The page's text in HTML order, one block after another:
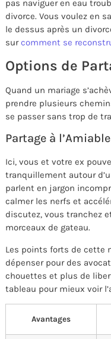
pas naviguer en eau
divorce. Vous voulez en
le dessus après un
surcomment se
Options de
Quand un mariage
prendre plusieurs
se passer sans trop de
Partage à l’Amiable
Ici, vous et votre ex
tranquillement autour
parlent en jargon
calmer les nerfs et
discutez, vous tranchez
morceaux de gateau.
Les points forts de cette
dépenser pour des
chouettes et plus de
tableau pour mieux voir
Avantages